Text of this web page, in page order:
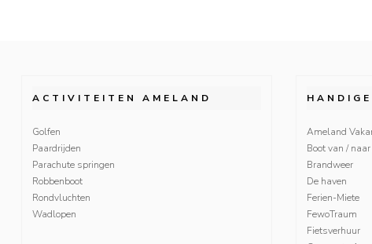
ACTIVITEITEN AMELAND
Golfen
Paardrijden
Parachute springen
Robbenboot
Rondvluchten
Wadlopen
Ameland
Boot van /
Brandweer
De haven
Ferien-Miete
FewoTraum
Fietsverhuur